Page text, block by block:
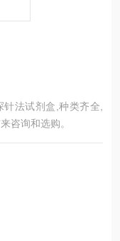
法试剂盒,种类齐全,
咨询和选购。